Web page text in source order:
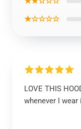
★☆☆☆☆
LOVE THIS
whenever I wear